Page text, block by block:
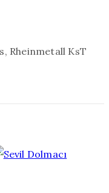
Rheinmetall KsT